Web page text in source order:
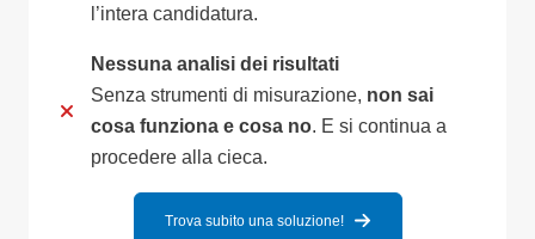
l’intera candidatura.
Nessuna analisi dei risultati
Senza strumenti di misurazione, non sai
cosa funziona e cosa no. E si continua a
procedere alla cieca.
Trova subito una soluzione!